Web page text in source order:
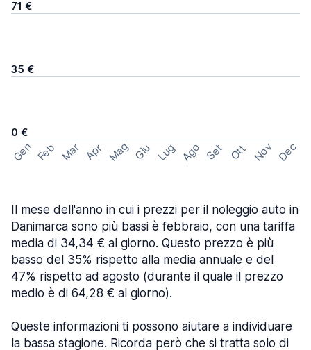
71 €
35 €
0 €
Gen Feb Mar Apr Mag Giu Lug Ago Set Ott Nov Dec
Il mese dell'anno in cui i prezzi per il noleggio auto in
Danimarca sono più bassi è febbraio, con una tariffa
media di 34,34 € al giorno. Questo prezzo è più
basso del 35% rispetto alla media annuale e del
47% rispetto ad agosto (durante il quale il prezzo
medio è di 64,28 € al giorno).
Queste informazioni ti possono aiutare a individuare
la bassa stagione. Ricorda però che si tratta solo di